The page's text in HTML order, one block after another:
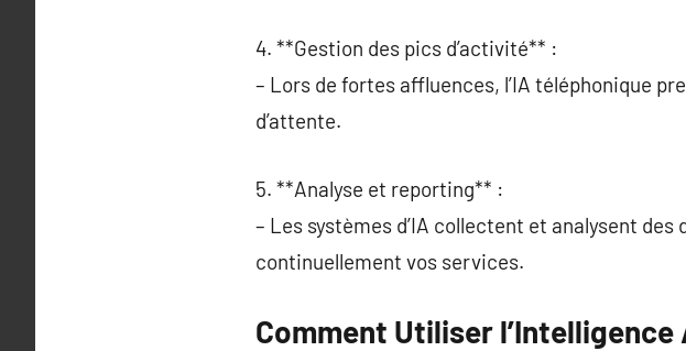
4. **Gestion des pics d’activité** :
– Lors de fortes affluences, l’IA téléphonique
d’attente.
5. **Analyse et reporting** :
– Les systèmes d’IA collectent et analysent
continuellement vos services.
Comment Utiliser